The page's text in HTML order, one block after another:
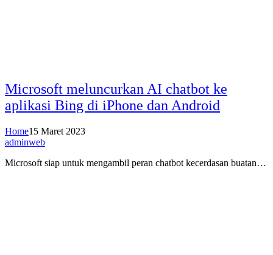
Microsoft meluncurkan AI chatbot ke
aplikasi Bing di iPhone dan Android
Home15 Maret 2023
adminweb
Microsoft siap untuk mengambil peran chatbot kecerdasan buatan…